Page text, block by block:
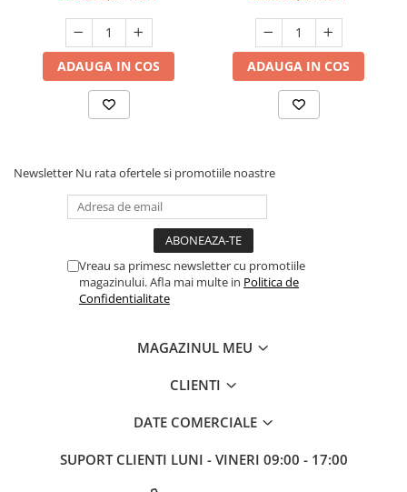
ADAUGA IN COS ADAUGA IN COS
Newsletter Nu rata ofertele si promotiile noastre
Vreau sa primesc newsletter cu promotiile
magazinului. Afla mai multe in Politica de
Confidentialitate
MAGAZINUL MEU
CLIENTI
DATE COMERCIALE
SUPORT CLIENTI LUNI - VINERI 09:00 - 17:00